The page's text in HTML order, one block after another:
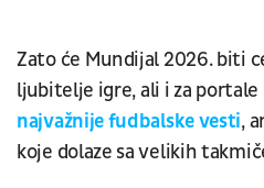
Zato će Mundijal 2026. biti
ljubitelje igre, ali i za
najvažnije fudbalske vesti,
koje dolaze sa velikih